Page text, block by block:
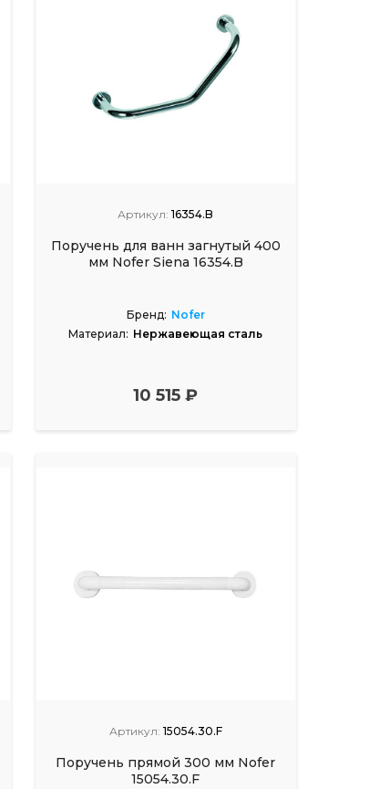
Артикул: 16354.B
Поручень для ванн загнутый 400
мм Nofer Siena 16354.B
Бренд: Nofer
Материал: Нержавеющая сталь
10 515 ₽
Артикул: 15054.30.F
Поручень прямой 300 мм Nofer
15054.30.F